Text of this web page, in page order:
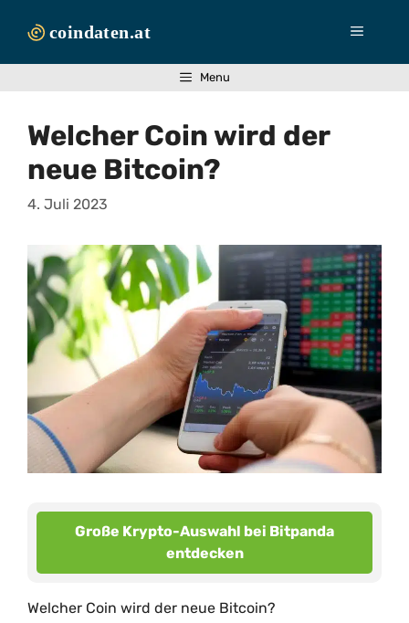
Inhalt
Menü
Menu
Welcher Coin wird der
neue Bitcoin?
4. Juli 2023
Große Krypto-Auswahl bei Bitpanda
entdecken
Welcher Coin wird der neue Bitcoin?